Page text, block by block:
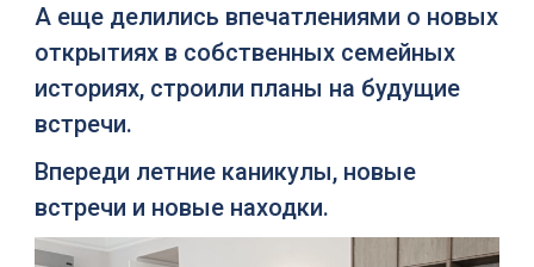
А еще делились впечатлениями о новых
открытиях в собственных семейных
историях, строили планы на будущие
встречи.
Впереди летние каникулы, новые
встречи и новые находки.